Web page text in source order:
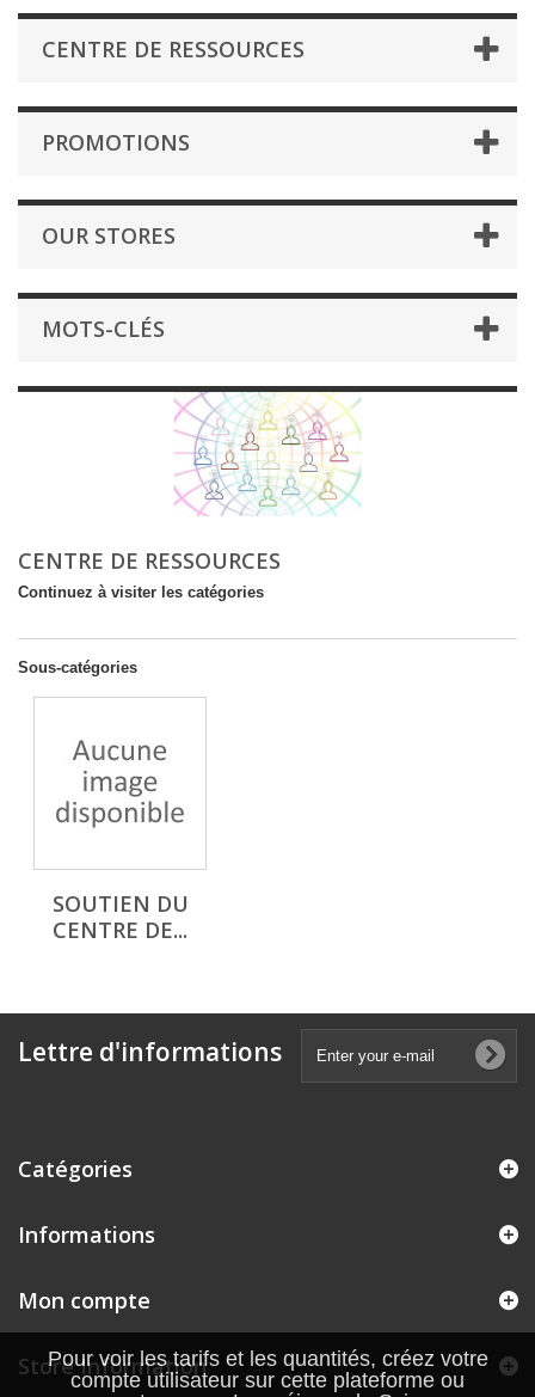
Pour voir les tarifs et les quantités, créez votre
compte utilisateur sur cette plateforme ou
CENTRE DE RESSOURCES
PROMOTIONS
OUR STORES
MOTS-CLÉS
CENTRE DE RESSOURCES
Continuez à visiter les catégories
Sous-catégories
SOUTIEN DU
CENTRE DE...
Lettre d'informations
Catégories
Informations
Mon compte
Store Information